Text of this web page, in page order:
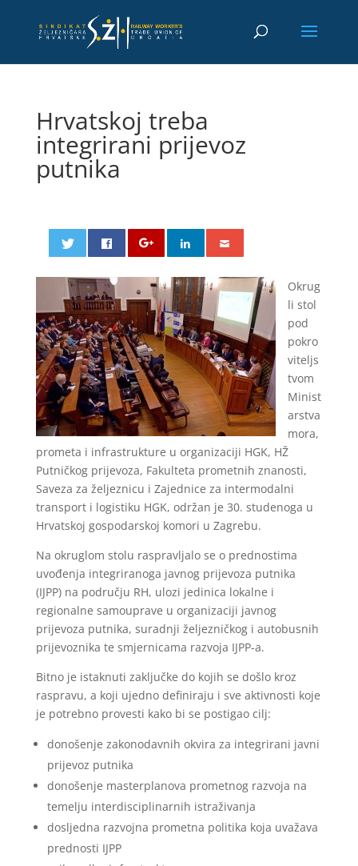
Hrvatskoj treba
integrirani prijevoz
putnika
Okrug
li stol
pod
pokro
viteljs
tvom
Minist
arstva
mora,
prometa i infrastrukture u organizaciji HGK, HŽ
Putničkog prijevoza, Fakulteta prometnih znanosti,
Saveza za željeznicu i Zajednice za intermodalni
transport i logistiku HGK, održan je 30. studenoga u
Hrvatskoj gospodarskoj komori u Zagrebu.
Na okruglom stolu raspravljalo se o prednostima
uvođenja integriranoga javnog prijevoza putnika
(IJPP) na području RH, ulozi jedinica lokalne i
regionalne samouprave u organizaciji javnog
prijevoza putnika, suradnji željezničkog i autobusnih
prijevoznika te smjernicama razvoja IJPP-a.
Bitno je istaknuti zaključke do kojih se došlo kroz
raspravu, a koji ujedno definiraju i sve aktivnosti koje
je potrebno provesti kako bi se postigao cilj:
donošenje zakonodavnih okvira za integrirani javni
prijevoz putnika
donošenje masterplanova prometnog razvoja na
temelju interdisciplinarnih istraživanja
dosljedna razvojna prometna politika koja uvažava
prednosti IJPP